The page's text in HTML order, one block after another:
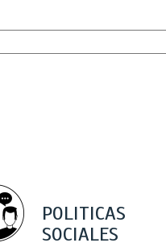
POLITICAS
SOCIALES